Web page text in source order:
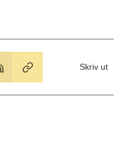
Skriv ut